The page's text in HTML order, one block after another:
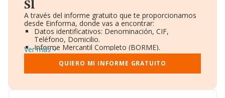
Sl
A través del informe gratuito que te proporcionamos
desde Einforma, donde vas a encontrar:
Datos identificativos: Denominación, CIF,
Teléfono, Domicilio.
Informe Mercantil Completo (BORME).
Gráficos de Evolución Ventas y Empleados.
Consejo de Administración y Administradores.
Directivos y Ejecutivos.
Ver más
QUIERO MI INFORME GRATUITO